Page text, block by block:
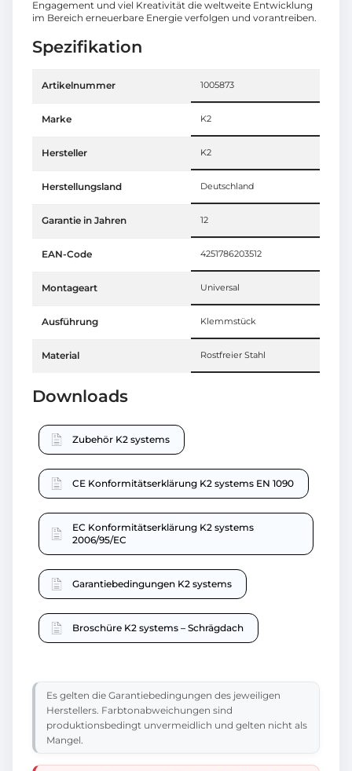
Engagement und viel Kreativität die weltweite Entwicklung
im Bereich erneuerbare Energie verfolgen und vorantreiben.
Spezifikation
Artikelnummer 1005873
Marke K2
Hersteller K2
Herstellungsland Deutschland
Garantie in Jahren 12
EAN-Code 4251786203512
Montageart Universal
Ausführung Klemmstück
Material Rostfreier Stahl
Downloads
Zubehör K2 systems
CE Konformitätserklärung K2 systems EN 1090
EC Konformitätserklärung K2 systems
2006/95/EC
Garantiebedingungen K2 systems
Broschüre K2 systems – Schrägdach
Es gelten die Garantiebedingungen des jeweiligen
Herstellers. Farbtonabweichungen sind
produktionsbedingt unvermeidlich und gelten nicht als
Mangel.